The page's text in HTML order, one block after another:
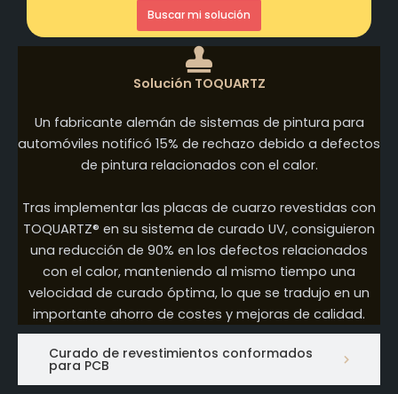
Curado de revestimientos conformados
para PCB
Buscar mi solución
Solución TOQUARTZ
Un fabricante alemán de sistemas de pintura para
automóviles notificó 15% de rechazo debido a defectos
de pintura relacionados con el calor.
Tras implementar las placas de cuarzo revestidas con
TOQUARTZ® en su sistema de curado UV, consiguieron
una reducción de 90% en los defectos relacionados
con el calor, manteniendo al mismo tiempo una
velocidad de curado óptima, lo que se tradujo en un
importante ahorro de costes y mejoras de calidad.